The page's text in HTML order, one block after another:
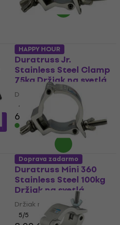
Duratruss Jr.
Stainless Steel Clamp
75kg Držiak na svetlá
Držiak na svetlá
4,9
6,30 €
Na sklade
HAPPY HOUR
Duratruss Mini 360
Stainless Steel 100kg
Držiak na svetlá
Držiak na svetlá
5/5
Doprava zadarmo